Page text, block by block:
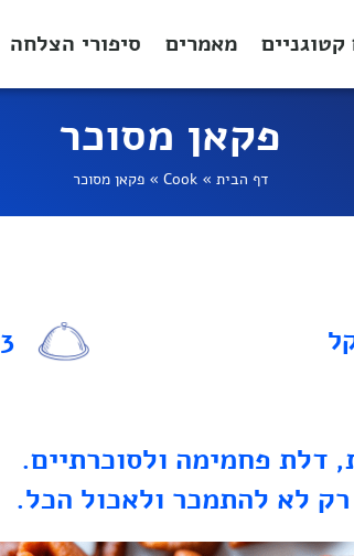
מאמרים סיפורי הצלחה
פקאן מסוכר
דף הבית »
Cook
»פקאן מסוכר
3
דלת פחמימה ולסוכרתיים.
לא להתמכר ולאכול הכל.